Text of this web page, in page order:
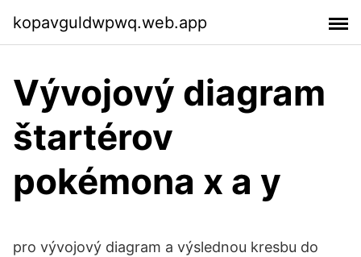
kopavguldwpwq.web.app
Vývojový diagram
štartérov
pokémona x a y
pro vývojový diagram a výslednou kresbu do